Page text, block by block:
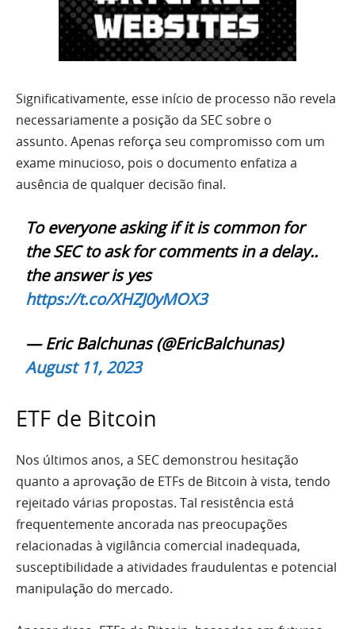
Significativamente, esse início de processo não revela
necessariamente a posição da SEC sobre o
assunto. Apenas reforça seu compromisso com um
exame minucioso, pois o documento enfatiza a
ausência de qualquer decisão final.
To everyone asking if it is common for
the SEC to ask for comments in a delay..
the answer is yes
https://t.co/XHZJ0yMOX3
— Eric Balchunas (@EricBalchunas)
August 11, 2023
ETF de Bitcoin
Nos últimos anos, a SEC demonstrou hesitação
quanto a aprovação de ETFs de Bitcoin à vista, tendo
rejeitado várias propostas. Tal resistência está
frequentemente ancorada nas preocupações
relacionadas à vigilância comercial inadequada,
susceptibilidade a atividades fraudulentas e potencial
manipulação do mercado.